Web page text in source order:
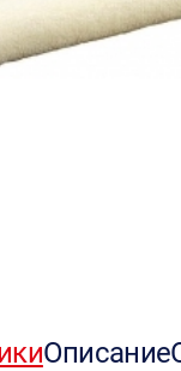
Описание